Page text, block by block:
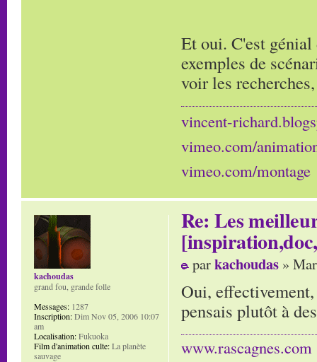
Et oui. C'est génial
exemples de
voir les
vincent-
vimeo.com/
vimeo.com/montage
Re: Les
parkachoudas »
Oui,
pensais plutôt à
www.rascagnes.com
kachoudas
grand fou, grande folle
Messages: 1287
Inscription:Dim Nov 05, 2006 10:07
am
Localisation:Fukuoka
Film d'animation culte:La planète
sauvage